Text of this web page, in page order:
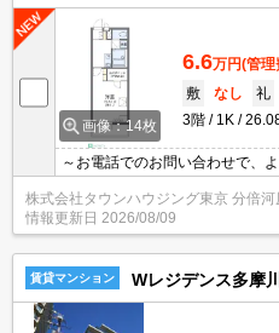
画像：14枚
6.6万円(管理
敷
なし 礼
3階
1K
～お電話でのお問い合わせで、
地域密着タウンハウジングまで～
株式会社タウンハウジング東京 分倍河
情報更新日 2026/08/09
賃貸マンション Wレジデンス多摩川